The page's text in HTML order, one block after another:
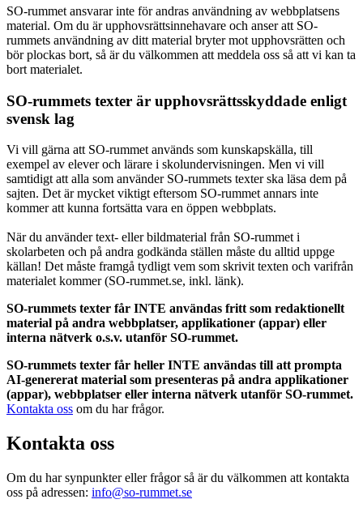
SO-rummet ansvarar inte för andras användning av webbplatsens
material. Om du är upphovsrättsinnehavare och anser att SO-
rummets användning av ditt material bryter mot upphovsrätten och
bör plockas bort, så är du välkommen att meddela oss så att vi kan ta
bort materialet.
SO-rummets texter är upphovsrättsskyddade enligt
svensk lag
Vi vill gärna att SO-rummet används som kunskapskälla, till
exempel av elever och lärare i skolundervisningen. Men vi vill
samtidigt att alla som använder SO-rummets texter ska läsa dem på
sajten. Det är mycket viktigt eftersom SO-rummet annars inte
kommer att kunna fortsätta vara en öppen webbplats.
När du använder text- eller bildmaterial från SO-rummet i
skolarbeten och på andra godkända ställen måste du alltid uppge
källan! Det måste framgå tydligt vem som skrivit texten och varifrån
materialet kommer (SO-rummet.se, inkl. länk).
SO-rummets texter får INTE användas fritt som redaktionellt
material på andra webbplatser, applikationer (appar) eller
interna nätverk o.s.v. utanför SO-rummet.
SO-rummets texter får heller INTE användas till att prompta
AI-genererat material som presenteras på andra applikationer
(appar), webbplatser eller interna nätverk utanför SO-rummet.
Kontakta oss om du har frågor.
Kontakta oss
Om du har synpunkter eller frågor så är du välkommen att kontakta
oss på adressen: info@so-rummet.se